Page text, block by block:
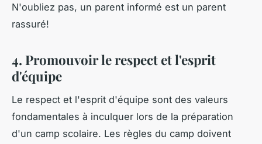
N'oubliez pas, un parent informé est un parent
rassuré!
4. Promouvoir le respect et l'esprit
d'équipe
Le respect et l'esprit d'équipe sont des valeurs
fondamentales à inculquer lors de la préparation
d'un camp scolaire. Les règles du camp doivent